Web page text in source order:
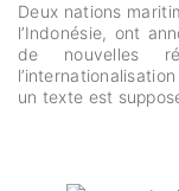
Deux nations
l’Indonésie, ont
de nouvelles
un texte est